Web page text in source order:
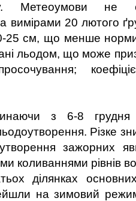
Метеоумови не
вимірами 20 лютого
25 см, що менше
льодом, що може
з 6-8 грудня
Різке
зажорних
коливаннями рівнів
ділянках
на зимовий